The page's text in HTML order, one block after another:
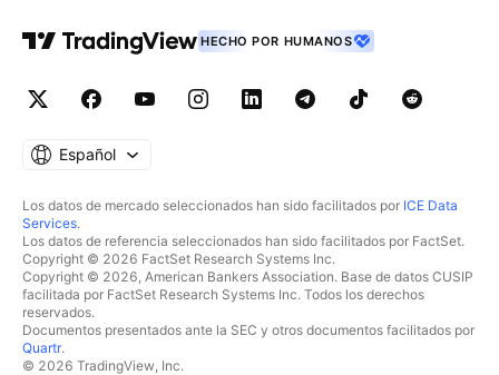
HECHO POR HUMANOS
Español
Los datos de mercado seleccionados han sido facilitados por ICE Data
Services.
Los datos de referencia seleccionados han sido facilitados por FactSet.
Copyright © 2026 FactSet Research Systems Inc.
Copyright © 2026, American Bankers Association. Base de datos CUSIP
facilitada por FactSet Research Systems Inc. Todos los derechos
reservados.
Documentos presentados ante la SEC y otros documentos facilitados por
Quartr.
© 2026 TradingView, Inc.